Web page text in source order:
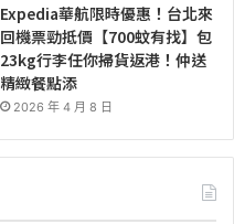
Expedia華航限時優惠！台北來
回機票勁抵價【700蚊有找】包
23kg行李任你掃貨返港！仲送
精緻餐點添
2026 年 4 月 8 日